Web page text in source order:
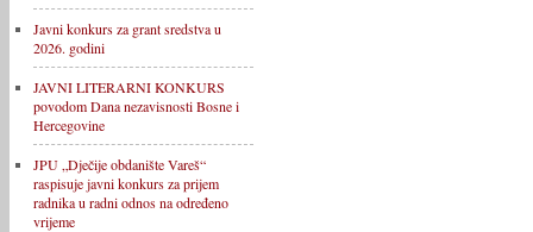
Javni konkurs za grant sredstva u
2026. godini
JAVNI LITERARNI KONKURS
povodom Dana nezavisnosti Bosne i
Hercegovine
JPU „Dječije obdanište Vareš“
raspisuje javni konkurs za prijem
radnika u radni odnos na određeno
vrijeme